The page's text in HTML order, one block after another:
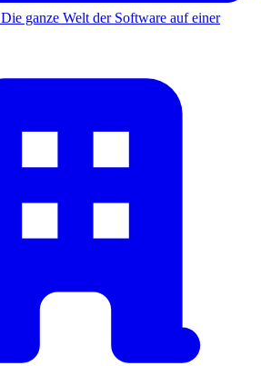
Die ganze Welt der Software auf einer